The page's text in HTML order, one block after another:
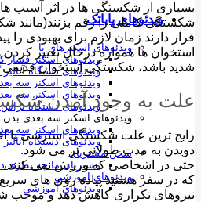
ویدئوهای پایاتک
ویدئوهای اسکنرهای پا
ویدئوهای اسکنر فشار
ویدئوهای دستگاه
ویدئوهای اسکنر سه
ویدئوهای اسکنر سه
ویدئوهای دستگاه
ویدئوهای اسکنر سه بعدی بدن
ویدئوهای اسکنر سه
ویدئوهای دستگاه
سخن مشتریان
مشتریان ما چه نظری
ویدئوهای آموزشی
ویدئوهای آموزشی
بسیاری از شکستگی ها در اثر آسیب
شکستگی کاملی را رقم بزنند(مانند
قرار دارند زمان لازم برای بهبودی
شدید باشد، شکستگی استخوان قدیمی
علت به وجود آمدن
رایج ترین علت شکستگی استرسی پا
دویدن به مدت طولانی تر می شود.
حتی در اشخاصی که ورزش نمی کنند،
که در سفر هستید پیاده روی های
نیروهای تکراری کاهش دهد و موجب